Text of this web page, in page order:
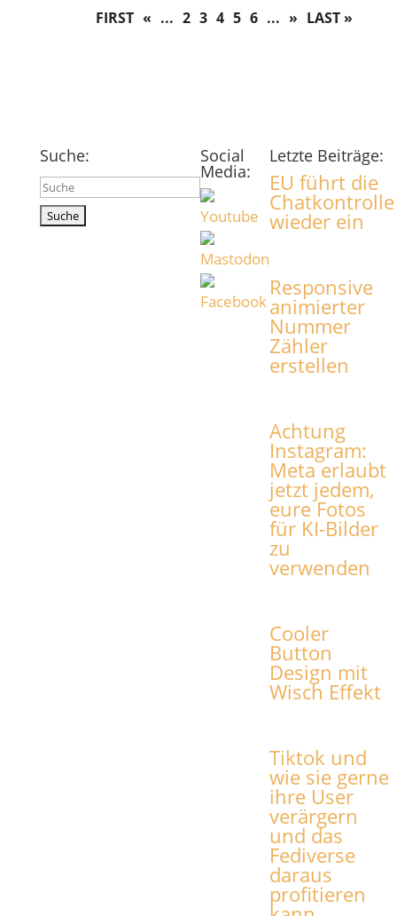
FIRST « ... 2 3 4 5 6 ... » LAST »
Suche:
Suchen
nach:
Social
Media:
Letzte Beiträge:
EU führt die
Chatkontrolle
wieder ein
Responsive
animierter
Nummer
Zähler
erstellen
Achtung
Instagram:
Meta erlaubt
jetzt jedem,
eure Fotos
für KI-Bilder
zu
verwenden
Cooler
Button
Design mit
Wisch Effekt
Tiktok und
wie sie gerne
ihre User
verärgern
und das
Fediverse
daraus
profitieren